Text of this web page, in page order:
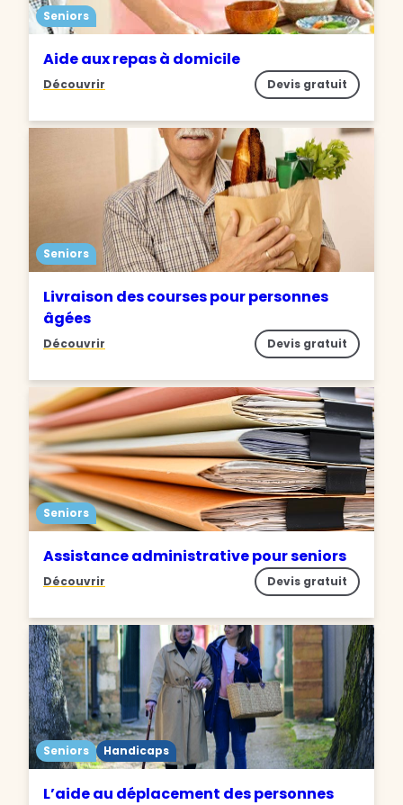
Seniors
Aide aux repas à domicile
Découvrir Devis gratuit
Seniors
Livraison des courses pour personnes
âgées
Découvrir Devis gratuit
Seniors
Assistance administrative pour seniors
Découvrir Devis gratuit
Seniors Handicaps
L’aide au déplacement des personnes